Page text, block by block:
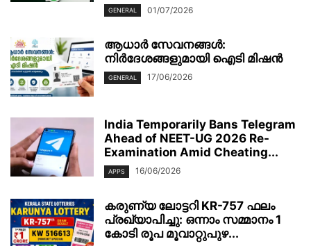
GENERAL 01/07/2026
ആധാർ സേവനങ്ങൾ:
നിർദേശങ്ങളുമായി ഐടി മിഷൻ
GENERAL 17/06/2026
India Temporarily Bans Telegram
Ahead of NEET-UG 2026 Re-
Examination Amid Cheating...
APPS 16/06/2026
കരുണ്യ ലോട്ടറി KR-757 ഫലം
പ്രഖ്യാപിച്ചു: ഒന്നാം സമ്മാനം 1
കോടി രൂപ മൂവാറ്റുപുഴ...